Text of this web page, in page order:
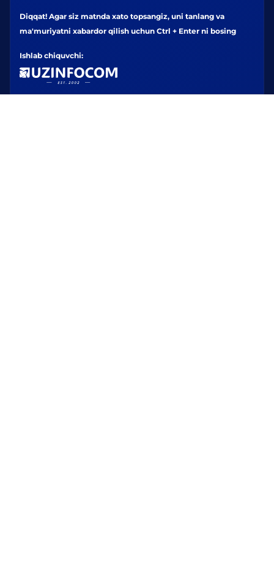
Diqqat! Agar siz matnda xato topsangiz, uni tanlang va
ma'muriyatni xabardor qilish uchun Ctrl + Enter ni bosing
Ishlab chiquvchi: